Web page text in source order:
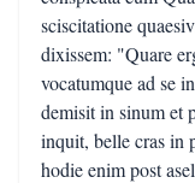
sciscitatione
dixissem: "Quare
vocatumque ad se
demisit in sinum et
inquit, belle cras in
hodie enim post